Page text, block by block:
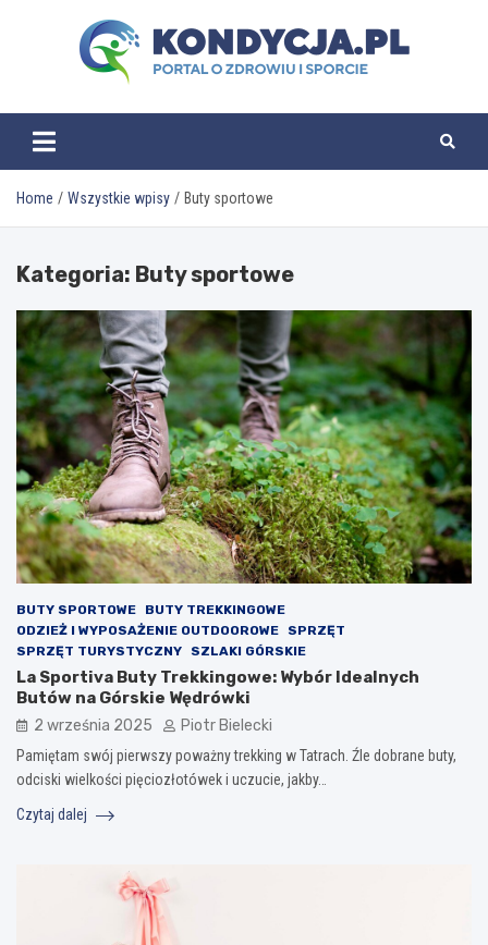
kondycja.pl
Home Wszystkie wpisy Buty sportowe
Kategoria: Buty sportowe
BUTY SPORTOWE
BUTY TREKKINGOWE
ODZIEŻ I WYPOSAŻENIE OUTDOOROWE
SPRZĘT
SPRZĘT TURYSTYCZNY
SZLAKI GÓRSKIE
La Sportiva Buty Trekkingowe: Wybór Idealnych
Butów na Górskie Wędrówki
2 września 2025 Piotr Bielecki
Pamiętam swój pierwszy poważny trekking w Tatrach. Źle dobrane buty,
odciski wielkości pięciozłotówek i uczucie, jakby…
Czytaj dalej